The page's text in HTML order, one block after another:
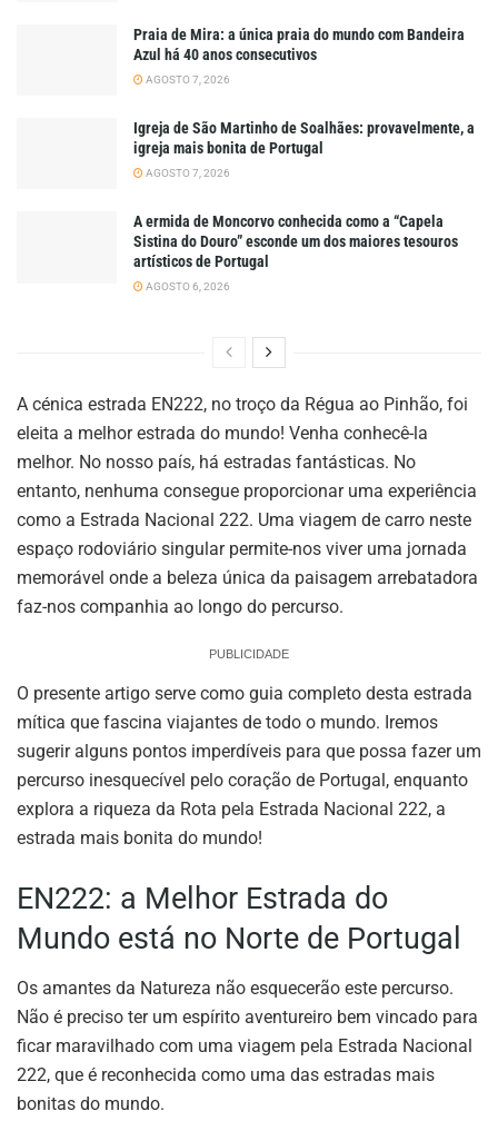
Praia de Mira: a única praia do mundo com Bandeira
Azul há 40 anos consecutivos
AGOSTO 7, 2026
Igreja de São Martinho de Soalhães: provavelmente, a
igreja mais bonita de Portugal
AGOSTO 7, 2026
A ermida de Moncorvo conhecida como a “Capela
Sistina do Douro” esconde um dos maiores tesouros
artísticos de Portugal
AGOSTO 6, 2026
A cénica estrada EN222, no troço da Régua ao Pinhão, foi
eleita a melhor estrada do mundo! Venha conhecê-la
melhor. No nosso país, há estradas fantásticas. No
entanto, nenhuma consegue proporcionar uma experiência
como a Estrada Nacional 222. Uma viagem de carro neste
espaço rodoviário singular permite-nos viver uma jornada
memorável onde a beleza única da paisagem arrebatadora
faz-nos companhia ao longo do percurso.
PUBLICIDADE
O presente artigo serve como guia completo desta estrada
mítica que fascina viajantes de todo o mundo. Iremos
sugerir alguns pontos imperdíveis para que possa fazer um
percurso inesquecível pelo coração de Portugal, enquanto
explora a riqueza da Rota pela Estrada Nacional 222, a
estrada mais bonita do mundo!
EN222: a Melhor Estrada do
Mundo está no Norte de Portugal
Os amantes da Natureza não esquecerão este percurso.
Não é preciso ter um espírito aventureiro bem vincado para
ficar maravilhado com uma viagem pela Estrada Nacional
222, que é reconhecida como uma das estradas mais
bonitas do mundo.